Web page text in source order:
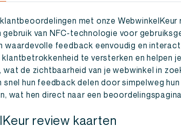
met onze WebwinkelKeur
gebruik van NFC-technologie voor
waardevolle feedback eenvoudig en
te versterken en helpen
wat de zichtbaarheid van je webwinkel in
snel hun feedback delen door simpelweg
wat hen direct naar een
review kaarten